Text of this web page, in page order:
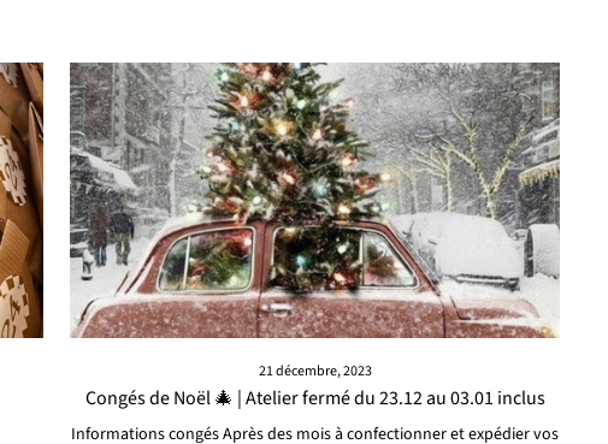
21 décembre, 2023
Congés de Noël 🎄 | Atelier fermé du 23.12 au 03.01 inclus
Informations congés Après des mois à confectionner et expédier vos